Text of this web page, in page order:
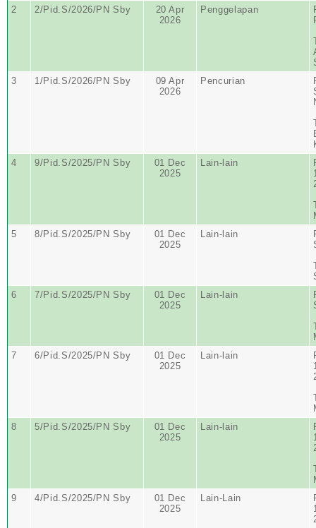
2
2/Pid.S/2026/PN Sby
20 Apr
2026
Penggelapan
3
1/Pid.S/2026/PN Sby
09 Apr
2026
Pencurian
4
9/Pid.S/2025/PN Sby
01 Dec
2025
Lain-lain
5
8/Pid.S/2025/PN Sby
01 Dec
2025
Lain-lain
6
7/Pid.S/2025/PN Sby
01 Dec
2025
Lain-lain
7
6/Pid.S/2025/PN Sby
01 Dec
2025
Lain-lain
8
5/Pid.S/2025/PN Sby
01 Dec
2025
Lain-lain
9
4/Pid.S/2025/PN Sby
01 Dec
2025
Lain-Lain